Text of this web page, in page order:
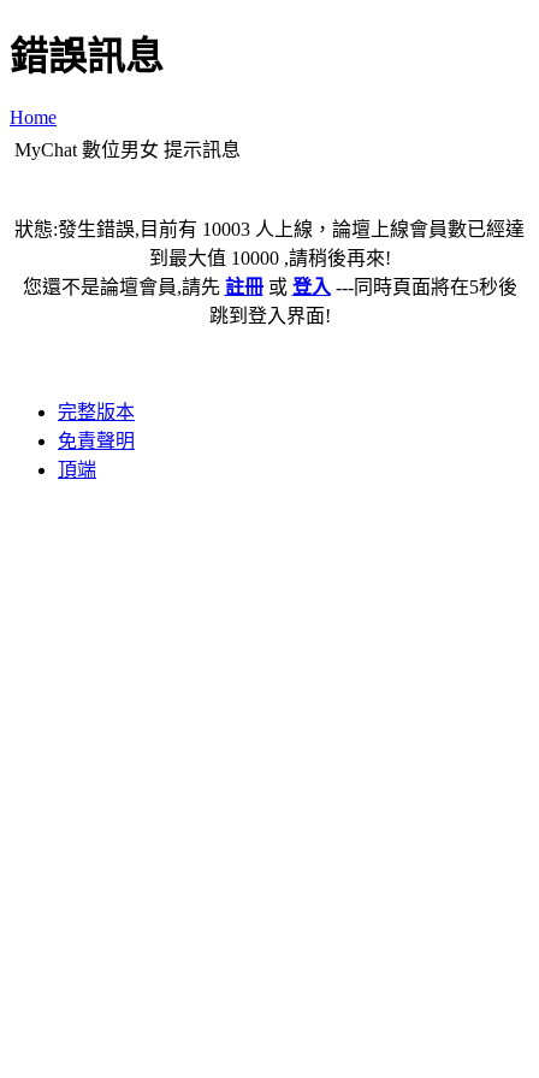
錯誤訊息
Home
MyChat 數位男女 提示訊息
狀態:發生錯誤,目前有 10003 人上線，論壇上線會員數已經達
到最大值 10000 ,請稍後再來!
您還不是論壇會員,請先 註冊或 登入 ---同時頁面將在5秒後
跳到登入界面!
完整版本
免責聲明
頂端